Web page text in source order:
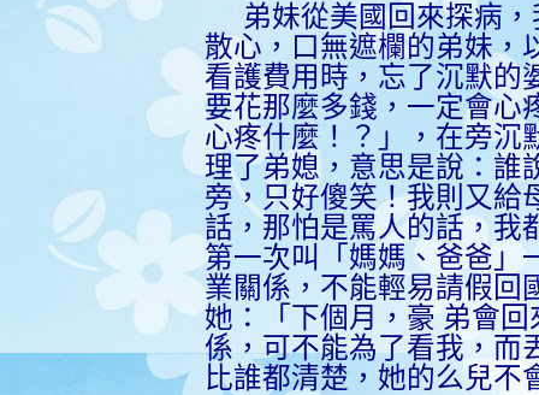
弟妹從美國回來探病
散心，口無遮欄的弟妹，
看護費用時，忘了沉默的
要花那麼多錢，一定會心
心疼什麼！？」，在旁沉
理了弟媳，意思是說：誰
旁，只好傻笑！我則又給
話，那怕是罵人的話，我
第一次叫「媽媽、爸爸」
業關係，不能輕易請假回
她：「下個月，豪 弟會回
係，可不能為了看我，而
比誰都清楚，她的么兒不